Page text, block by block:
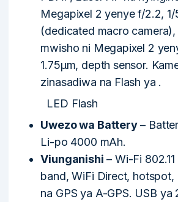
Megapixel 2 yenye f/2.2, 1/
(dedicated macro
mwisho ni Megapixel 2
1.75µm, depth sensor.
zinasadiwa na Flash ya
LED Flash
.
Uwezo wa Battery–
Li-po 4000 mAh.
Viunganishi – Wi-Fi
band, WiFi Direct, hotspot,
na GPS ya A-GPS. USB ya